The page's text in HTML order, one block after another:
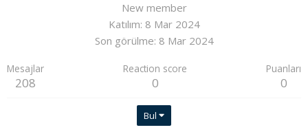
New member
Katılım 8 Mar 2024
Son görülme 8 Mar 2024
Mesajlar
208
Reaction score
0
Puanları
0
Bul